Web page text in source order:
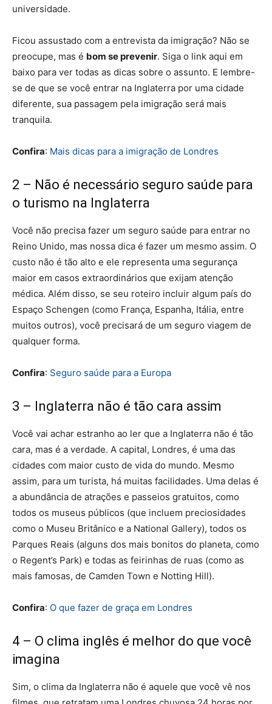
universidade.
Ficou assustado com a entrevista da imigração? Não se
preocupe, mas é bom se prevenir. Siga o link aqui em
baixo para ver todas as dicas sobre o assunto. E lembre-
se de que se você entrar na Inglaterra por uma cidade
diferente, sua passagem pela imigração será mais
tranquila.
Confira: Mais dicas para a imigração de Londres
2 – Não é necessário seguro saúde para
o turismo na Inglaterra
Você não precisa fazer um seguro saúde para entrar no
Reino Unido, mas nossa dica é fazer um mesmo assim. O
custo não é tão alto e ele representa uma segurança
maior em casos extraordinários que exijam atenção
médica. Além disso, se seu roteiro incluir algum país do
Espaço Schengen (como França, Espanha, Itália, entre
muitos outros), você precisará de um seguro viagem de
qualquer forma.
Confira: Seguro saúde para a Europa
3 – Inglaterra não é tão cara assim
Você vai achar estranho ao ler que a Inglaterra não é tão
cara, mas é a verdade. A capital, Londres, é uma das
cidades com maior custo de vida do mundo. Mesmo
assim, para um turista, há muitas facilidades. Uma delas é
a abundância de atrações e passeios gratuitos, como
todos os museus públicos (que incluem preciosidades
como o Museu Britânico e a National Gallery), todos os
Parques Reais (alguns dos mais bonitos do planeta, como
o Regent’s Park) e todas as feirinhas de ruas (como as
mais famosas, de Camden Town e Notting Hill).
Confira: O que fazer de graça em Londres
4 – O clima inglês é melhor do que você
imagina
Sim, o clima da Inglaterra não é aquele que você vê nos